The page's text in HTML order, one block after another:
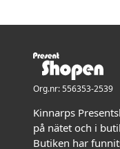
Org.nr: 556353-2539
Kinnarps
på nätet och i
Butiken har